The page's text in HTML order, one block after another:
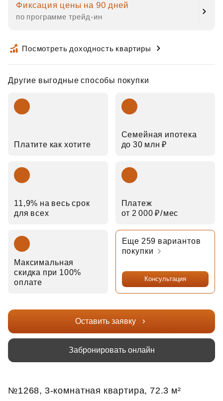
Фиксация цены на 90 дней
по программе трейд‑ин
Посмотреть доходность квартиры
Другие выгодные способы покупки
Платите как хотите
Семейная ипотека
до 30 млн ₽
11,9% на весь срок
для всех
Платеж
от 2 000 ₽⁠/⁠мес
Максимальная
скидка при 100%
оплате
Еще 259 вариантов
покупки
Консультация
Оставить заявку
Забронировать онлайн
№1268, 3-комнатная квартира, 72.3 м²